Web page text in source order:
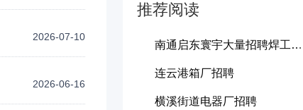
2026-07-10
2026-06-16
推荐阅读
南通启东寰宇大量招聘焊工、普工
连云港箱厂招聘
横溪街道电器厂招聘